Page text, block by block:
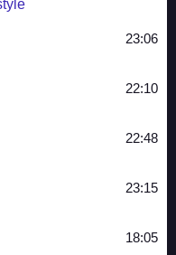
23:06
22:10
22:48
23:15
18:05